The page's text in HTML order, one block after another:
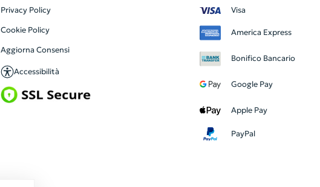
Privacy Policy
Cookie Policy
Aggiorna Consensi
Accessibilità
Visa
America Express
Bonifico Bancario
Google Pay
Apple Pay
PayPal